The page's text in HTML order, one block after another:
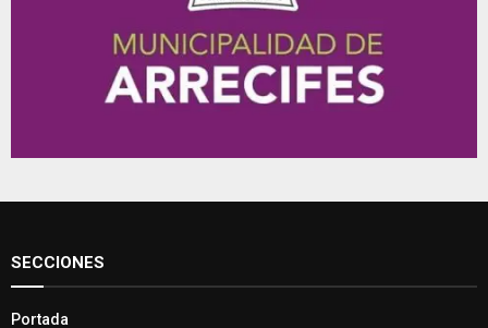
SECCIONES
Portada